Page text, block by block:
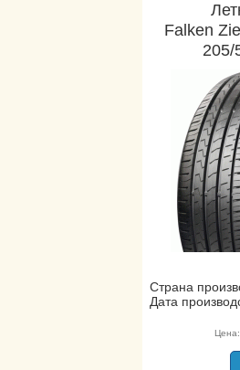
Falken
205/
Страна
Дата
Цена: